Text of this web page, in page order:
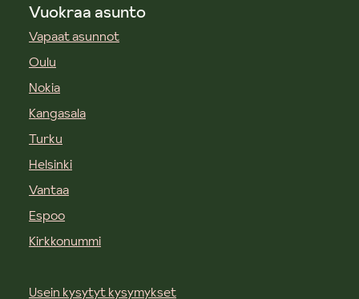
Vuokraa asunto
Vapaat asunnot
Oulu
Nokia
Kangasala
Turku
Helsinki
Vantaa
Espoo
Kirkkonummi
Usein kysytyt kysymykset